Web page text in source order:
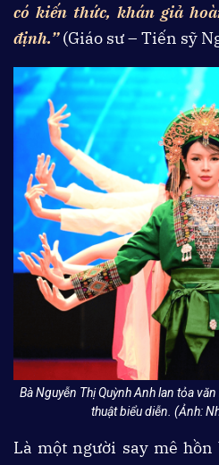
có kiến thức, khán giả
định.” (Giáo sư – Tiến sỹ
Bà Nguyễn Thị Quỳnh Anh lan tỏa
thuật biểu diễn. (Ảnh:
Là một người say mê